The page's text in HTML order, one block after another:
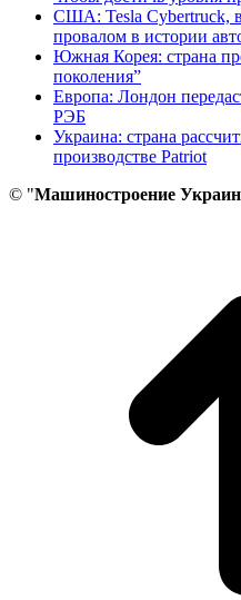
США: Tesla Cybertruck,
провалом в истории
Южная Корея: страна
поколения”
Европа: Лондон
РЭБ
Украина: страна
производстве Patriot
© "Машиностроение